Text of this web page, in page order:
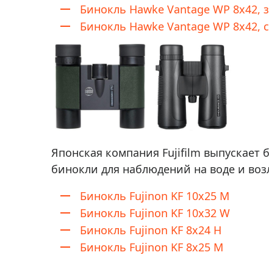
Бинокль Hawke Vantage WP 8x42,
Бинокль Hawke Vantage WP 8x42,
Японская компания Fujifilm
бинокли для наблюдений на воде и
Бинокль Fujinon KF 10x25 M
Бинокль Fujinon KF 10x32 W
Бинокль Fujinon KF 8x24 H
Бинокль Fujinon KF 8x25 M